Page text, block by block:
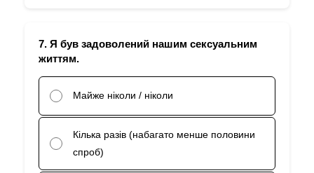
7. Я був задоволений нашим сексуальним
життям.
Майже ніколи / ніколи
Кілька разів (набагато менше половини
спроб)